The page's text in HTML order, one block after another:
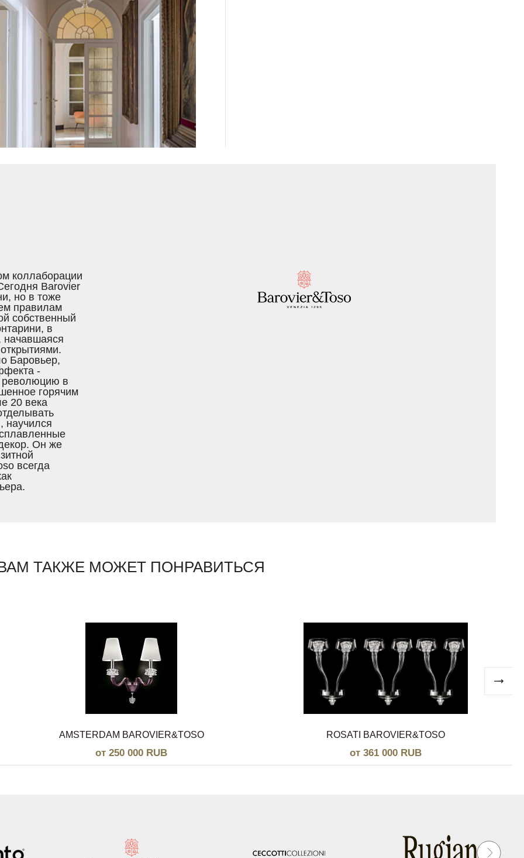
коллаборации
Barovier
но в тоже
правилам
собственный
в
начавшаяся
Баровьер,
-
революцию в
горячим
20 века
научился
Он же
всегда
ТАКЖЕ МОЖЕТ ПОНРАВИТЬСЯ
AMSTERDAM BAROVIER&TOSO
от 250 000 RUB
ROSATI BAROVIER&TOSO
от 361 000 RUB